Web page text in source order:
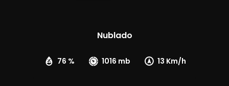
Nublado
76 % 1016 mb 13 Km/h